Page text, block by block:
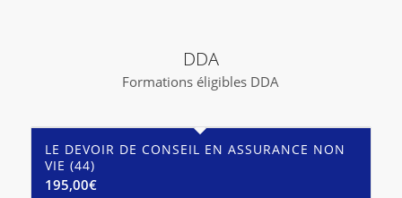
DDA
Formations éligibles DDA
LE DEVOIR DE CONSEIL EN ASSURANCE NON
VIE (44)
195,00€